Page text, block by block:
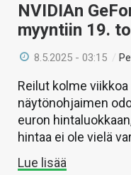
NVIDIAn
myyntiin 19.
8.5.2025 - 03:15 /
Reilut kolme
näytönohjaimen
euron
hintaa ei ole vielä
Lue lisää